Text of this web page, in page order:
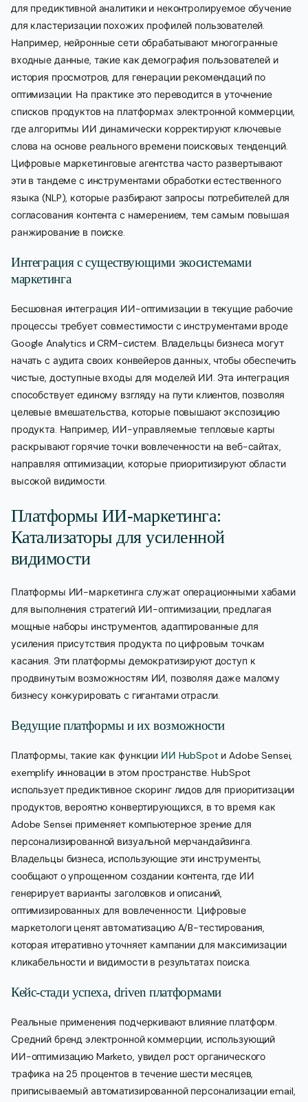
для предиктивной аналитики и неконтролируемое обучение
для кластеризации похожих профилей пользователей.
Например, нейронные сети обрабатывают многогранные
входные данные, такие как демография пользователей и
история просмотров, для генерации рекомендаций по
оптимизации. На практике это переводится в уточнение
списков продуктов на платформах электронной коммерции,
где алгоритмы ИИ динамически корректируют ключевые
слова на основе реального времени поисковых тенденций.
Цифровые маркетинговые агентства часто развертывают
эти в тандеме с инструментами обработки естественного
языка (NLP), которые разбирают запросы потребителей для
согласования контента с намерением, тем самым повышая
ранжирование в поиске.
Интеграция с существующими экосистемами
маркетинга
Бесшовная интеграция ИИ-оптимизации в текущие рабочие
процессы требует совместимости с инструментами вроде
Google Analytics и CRM-систем. Владельцы бизнеса могут
начать с аудита своих конвейеров данных, чтобы обеспечить
чистые, доступные входы для моделей ИИ. Эта интеграция
способствует единому взгляду на пути клиентов, позволяя
целевые вмешательства, которые повышают экспозицию
продукта. Например, ИИ-управляемые тепловые карты
раскрывают горячие точки вовлеченности на веб-сайтах,
направляя оптимизации, которые приоритизируют области
высокой видимости.
Платформы ИИ-маркетинга:
Катализаторы для усиленной
видимости
Платформы ИИ-маркетинга служат операционными хабами
для выполнения стратегий ИИ-оптимизации, предлагая
мощные наборы инструментов, адаптированные для
усиления присутствия продукта по цифровым точкам
касания. Эти платформы демократизируют доступ к
продвинутым возможностям ИИ, позволяя даже малому
бизнесу конкурировать с гигантами отрасли.
Ведущие платформы и их возможности
Платформы, такие как функции ИИ HubSpot и Adobe Sensei,
exemplify инновации в этом пространстве. HubSpot
использует предиктивное скоринг лидов для приоритизации
продуктов, вероятно конвертирующихся, в то время как
Adobe Sensei применяет компьютерное зрение для
персонализированной визуальной мерчандайзинга.
Владельцы бизнеса, использующие эти инструменты,
сообщают о упрощенном создании контента, где ИИ
генерирует варианты заголовков и описаний,
оптимизированных для вовлеченности. Цифровые
маркетологи ценят автоматизацию A/B-тестирования,
которая итеративно уточняет кампании для максимизации
кликабельности и видимости в результатах поиска.
Кейс-стади успеха, driven платформами
Реальные применения подчеркивают влияние платформ.
Средний бренд электронной коммерции, использующий
ИИ-оптимизацию Marketo, увидел рост органического
трафика на 25 процентов в течение шести месяцев,
приписываемый автоматизированной персонализации email,